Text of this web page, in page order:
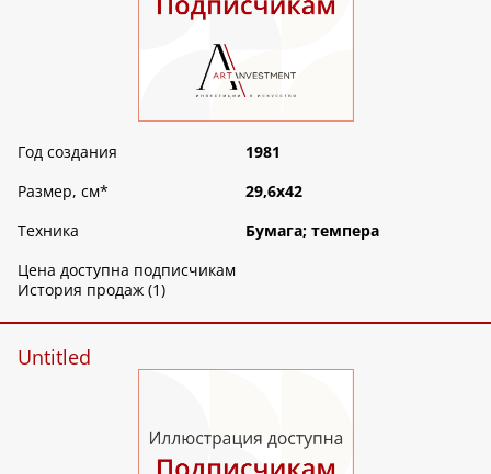
Год создания
1981
Размер, см*
29,6х42
Техника
Бумага; темпера
Цена доступна подписчикам
История продаж (1)
Untitled